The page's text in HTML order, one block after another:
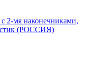
мя наконечниками,
(РОССИЯ)